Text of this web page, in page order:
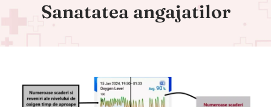
Sanatatea angajatilor